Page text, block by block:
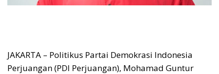
JAKARTA – Politikus Partai Demokrasi Indonesia
Perjuangan (PDI Perjuangan), Mohamad Guntur